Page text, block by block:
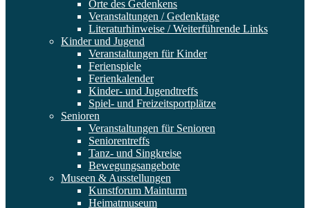
Orte des Gedenkens
Veranstaltungen / Gedenktage
Literaturhinweise / Weiterführende Links
Kinder und Jugend
Veranstaltungen für Kinder
Ferienspiele
Ferienkalender
Kinder- und Jugendtreffs
Spiel- und Freizeitsportplätze
Senioren
Veranstaltungen für Senioren
Seniorentreffs
Tanz- und Singkreise
Bewegungsangebote
Museen & Ausstellungen
Kunstforum Mainturm
Heimatmuseum